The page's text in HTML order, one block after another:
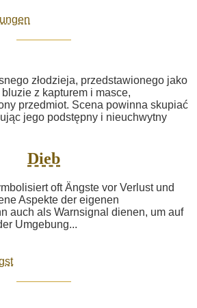
Dieb
oft Ängste vor Verlust und
Aspekte der eigenen
auch als Warnsignal dienen, um auf
Umgebung...